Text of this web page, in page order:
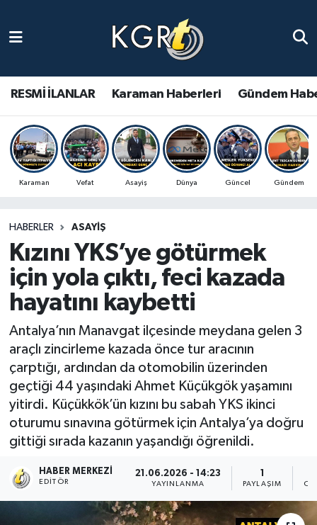
RESMİ İLANLAR Karaman Haberleri Gündem
Karaman Vefat Asayiş Dünya Güncel Gündem
HABERLER ASAYIŞ
Kızını YKS’ye götürmek
için yola çıktı, feci kazada
hayatını kaybetti
Antalya’nın Manavgat ilçesinde meydana gelen 3
araçlı zincirleme kazada önce tur aracının
çarptığı, ardından da otomobilin üzerinden
geçtiği 44 yaşındaki Ahmet Küçükgök yaşamını
yitirdi. Küçükkök’ün kızını bu sabah YKS ikinci
oturumu sınavına götürmek için Antalya’ya doğru
gittiği sırada kazanın yaşandığı öğrenildi.
HABER MERKEZI
EDITÖR
21.06.2026 - 14:23
YAYINLANMA
1
PAYLAŞIM
Gündem Haberleri
Güncel Haberler
Spor Haberleri
Ulusal Haberler
Vefat Edenler